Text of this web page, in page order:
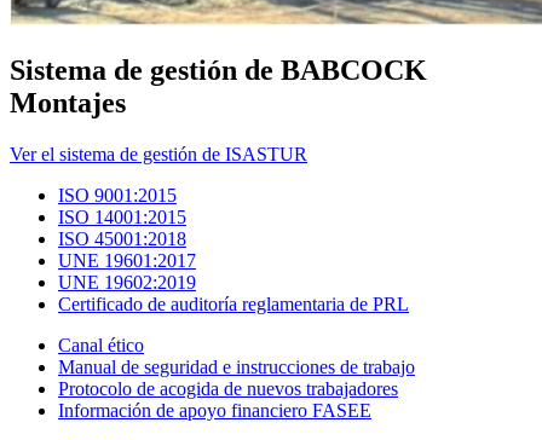
Sistema de gestión de BABCOCK
Montajes
Ver el sistema de gestión de ISASTUR
ISO 9001:2015
ISO 14001:2015
ISO 45001:2018
UNE 19601:2017
UNE 19602:2019
Certificado de auditoría reglamentaria de PRL
Canal ético
Manual de seguridad e instrucciones de trabajo
Protocolo de acogida de nuevos trabajadores
Información de apoyo financiero FASEE